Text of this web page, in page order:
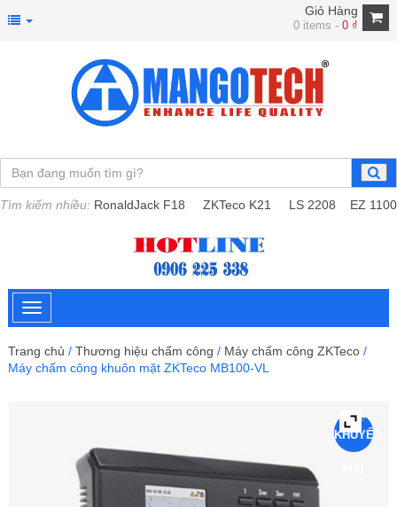
Giỏ Hàng
0 items -0 ₫
Tìm kiếm nhiều: RonaldJack F18 ZKTeco K21 LS 2208 EZ 1100
Trang chủ / Thương hiệu chấm công / Máy chấm công ZKTeco /
Máy chấm công khuôn mặt ZKTeco MB100-VL
KHUYẾN